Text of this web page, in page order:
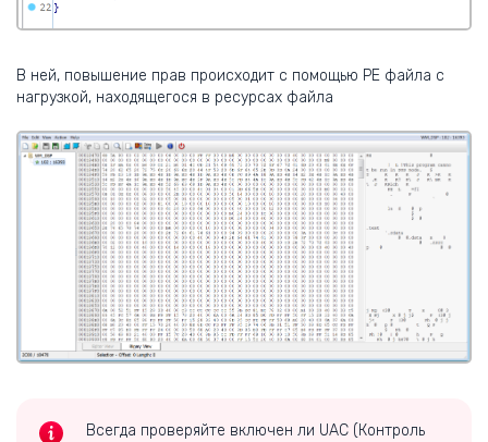
В ней, повышение прав происходит с помощью PE файла с
нагрузкой, находящегося в ресурсах файла
Всегда проверяйте включен ли UAC (Контроль